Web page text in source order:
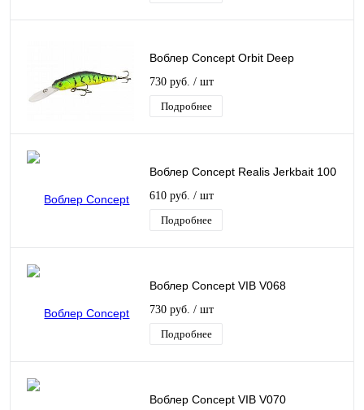
Воблер Concept Orbit Deep
730 руб. / шт
Подробнее
Воблер Concept Realis Jerkbait 100
610 руб. / шт
Подробнее
Воблер Concept VIB V068
730 руб. / шт
Подробнее
Воблер Concept VIB V070